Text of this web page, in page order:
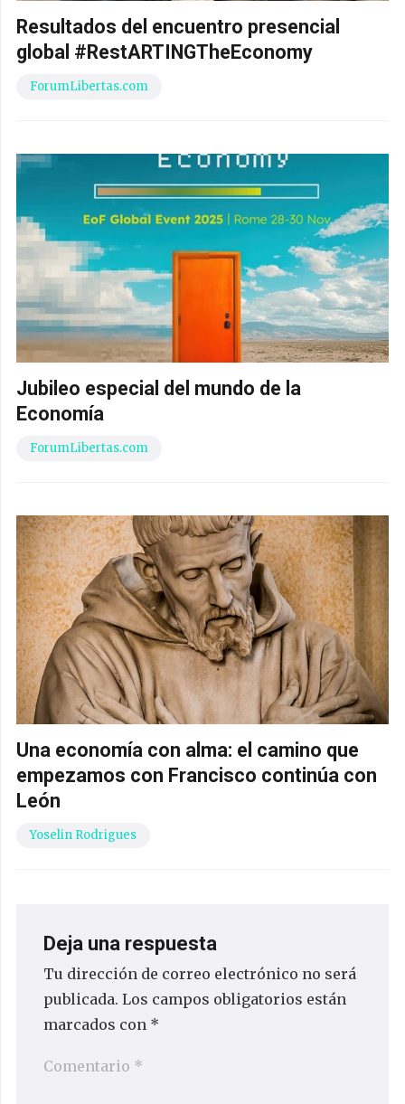
Resultados del encuentro presencial
global #RestARTINGTheEconomy
ForumLibertas.com
Jubileo especial del mundo de la
Economía
ForumLibertas.com
Una economía con alma: el camino que
empezamos con Francisco continúa con
León
Yoselin Rodrigues
Deja una respuesta
Tu dirección de correo electrónico no será
publicada. Los campos obligatorios están
marcados con *